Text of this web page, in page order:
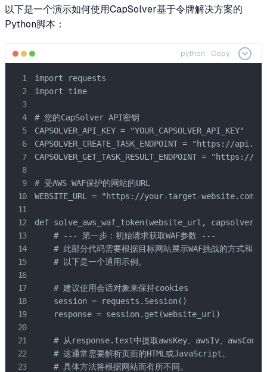
以下是一个演示如何使用CapSolver基于令牌解决方案的
Python脚本：
python Copy
import requests
import time
# 您的CapSolver API密钥
CAPSOLVER_API_KEY = "YOUR_CAPSOLVER_API_KEY"
CAPSOLVER_CREATE_TASK_ENDPOINT = "https://
CAPSOLVER_GET_TASK_RESULT_ENDPOINT =
# 受AWS WAF保护的网站的URL
WEBSITE_URL = "https://your-target-website.com" #
def solve_aws_waf_token(website_url,
    # --- 第一步：初始请求获取WAF参数 ---
# 此部分代码需要根据目标网站展示WAF挑战的方式和参
    # 以下是一个通用示例。
    # 建议使用会话对象来保持cookies
    session = requests.Session()
    response = session.get(website_url)
# 从response.text中提取awsKey、awsIv、
    # 这通常需要解析页面的HTML或JavaScript。
    # 具体方法将根据网站而有所不同。